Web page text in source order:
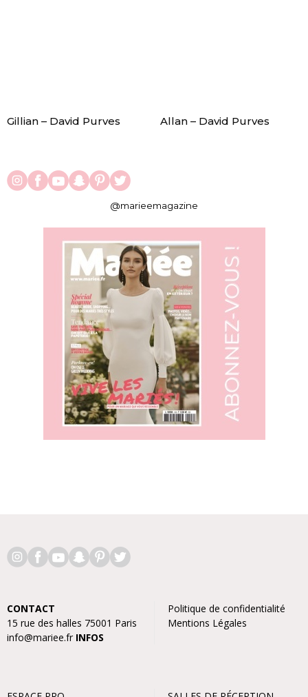
Gillian – David Purves Allan – David Purves
@marieemagazine
CONTACT
15 rue des halles 75001 Paris
info@mariee.fr INFOS
Politique de confidentialité
Mentions Légales